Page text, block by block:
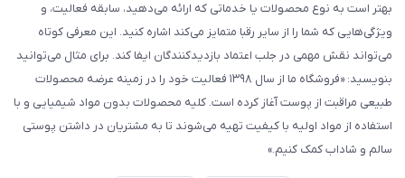
بهتر است به نوع محصولات یا خدماتی که ارائه می‌دهید، سابقه فعالیت، و
ویژگی‌هایی که شما را از سایر رقبا متمایز می‌کند اشاره کنید. این معرفی کوتاه
می‌تواند نقش مهمی در جلب اعتماد بازدیدکنندگان ایفا کند. برای مثال می‌توانید
بنویسید: «فروشگاه ما از سال ۱۳۹۸ فعالیت خود را در زمینه عرضه محصولات
طبیعی مراقبت از پوست آغاز کرده است. کلیه محصولات بدون مواد شیمیایی و با
استفاده از مواد اولیه با کیفیت تهیه می‌شوند تا به مشتریان در داشتن پوستی
سالم و شاداب کمک کنیم.»